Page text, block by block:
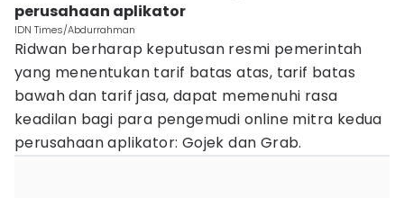
perusahaan aplikator
IDN Times/Abdurrahman
Ridwan berharap keputusan resmi pemerintah
yang menentukan tarif batas atas, tarif batas
bawah dan tarif jasa, dapat memenuhi rasa
keadilan bagi para pengemudi online mitra kedua
perusahaan aplikator: Gojek dan Grab.